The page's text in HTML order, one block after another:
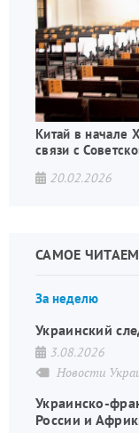
Китай в начале
связи с
20.02.2026
САМОЕ
За неделю
Украинский
3.08.2026
Новости
Украинско-
России и